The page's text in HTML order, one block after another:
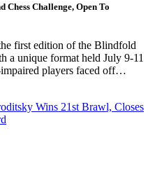
Chess Challenge, Open To
first edition of the Blindfold
a unique format held July 9-11
players faced off…